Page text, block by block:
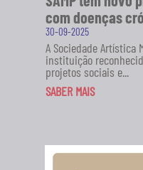
com doenças
30-09-2025
A Sociedade Artística
instituição
projetos sociais e...
SABER MAIS